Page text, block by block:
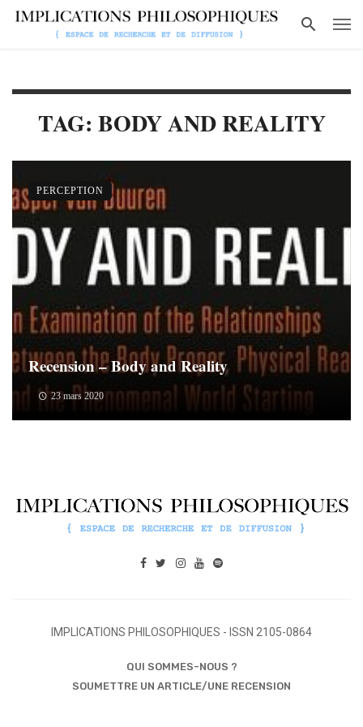
TAG: BODY AND REALITY
Recension – Body and Reality
23 mars 2020
PERCEPTION
IMPLICATIONS PHILOSOPHIQUES - ISSN 2105-0864
QUI SOMMES-NOUS ?
SOUMETTRE UN ARTICLE/UNE RECENSION